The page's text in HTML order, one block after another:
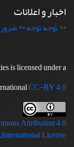
اخبار و اعلانات
** توجه توجه **
is licensed under a
CC-BY 4.0
Attribution 4.0
International License
.